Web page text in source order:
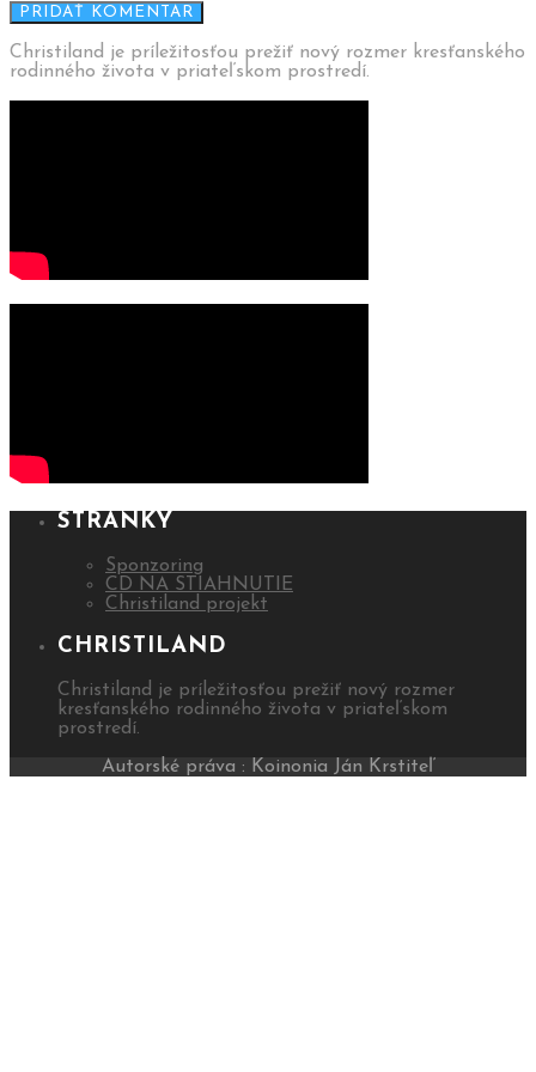
Christiland je príležitosťou prežiť nový rozmer kresťanského
rodinného života v priateľskom prostredí.
STRÁNKY
Sponzoring
CD NA STIAHNUTIE
Christiland projekt
CHRISTILAND
Christiland je príležitosťou prežiť nový rozmer
kresťanského rodinného života v priateľskom
prostredí.
Autorské práva : Koinonia Ján Krstiteľ